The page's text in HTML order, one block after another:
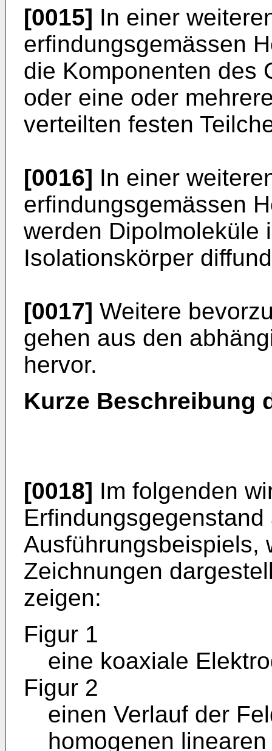
[0015] In einer
erfindungsgemässen
die Komponenten des
oder eine oder
verteilten festen
[0016] In einer
erfindungsgemässen
werden Dipolmoleküle
Isolationskörper
[0017] Weitere
gehen aus den
hervor.
Kurze Beschreibung
[0018] Im folgenden
Ausführungsbeispiels,
Zeichnungen
zeigen:
Figur 1
eine koaxiale
Figur 2
einen Verlauf der
homogenen